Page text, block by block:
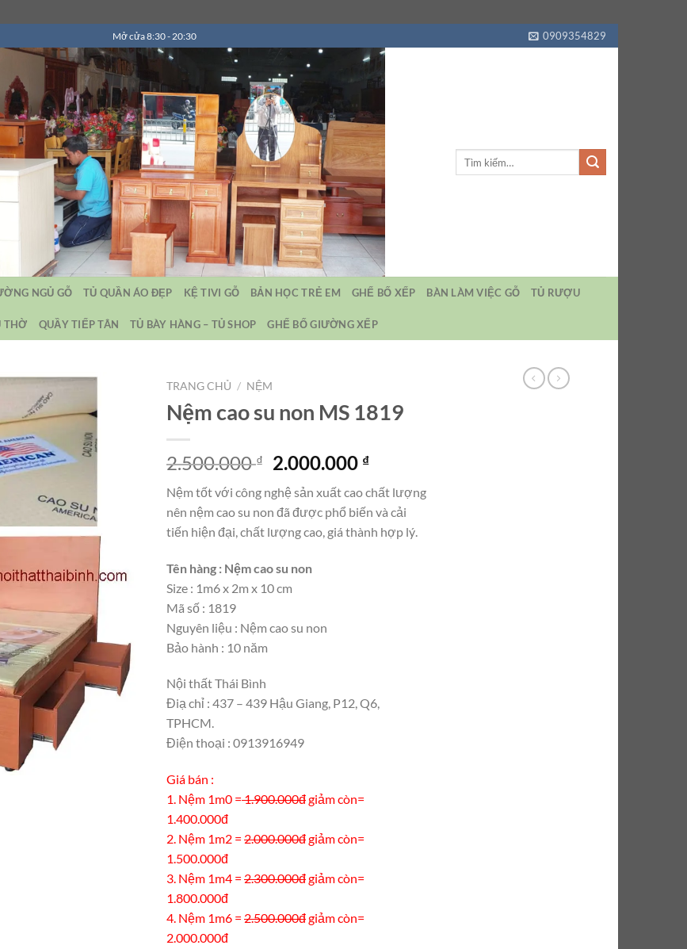
Mở cửa 8:30 - 20:30 0909354829
NGỦ GỖ TỦ QUẦN ÁO ĐẸP KỆ TIVI GỖ BẢN HỌC TRẺ EM GHẾ BỐ XẾP BÀN LÀM VIỆC GỖ TỦ RƯỢU
THỜ QUẦY TIẾP TÂN TỦ BÀY HÀNG – TỦ SHOP GHẾ BỐ GIƯỜNG XẾP
TRANG CHỦ / NỆM
Nệm cao su non MS 1819
2.500.000₫
Giá
là:
2.500.000 ₫.
2.000.000 ₫Giá
tại
là:
2.000.000 ₫.
Nệm tốt với công nghệ sản xuất cao chất lượng
nên nệm cao su non đã được phổ biến và cải
tiến hiện đại, chất lượng cao, giá thành hợp lý.
Tên hàng : Nệm cao su non
Size : 1m6 x 2m x 10 cm
Mã số : 1819
Nguyên liệu : Nệm cao su non
Bảo hành : 10 năm
Nội thất Thái Bình
Điạ chỉ : 437 – 439 Hậu Giang, P12, Q6,
TPHCM.
Điện thoại : 0913916949
Giá bán :
1. Nệm 1m0 =1.900.000đgiảm còn=
1.400.000đ
2. Nệm 1m2 = 2.000.000đgiảm còn=
1.500.000đ
3. Nệm 1m4 = 2.300.000đgiảm còn=
1.800.000đ
4. Nệm 1m6 = 2.500.000đgiảm còn=
2.000.000đ